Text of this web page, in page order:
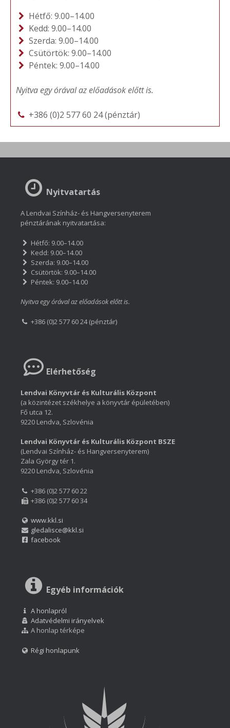
Hétfő: 9.00–14.00
Kedd: 9.00–14.00
Szerda: 9.00–14.00
Csütörtök: 9.00–14.00
Péntek: 9.00–14.00
Nyitva egy órával az előadások előtt is.
+386 (0)2 577 60 24 (pénztár)
Nyitvatartás
A Lendvai Színház- és Hangversenyterem
pénztárának nyitvatartása:
Hétfő: 9.00–14.00
Kedd: 9.00–14.00
Szerda: 9.00–14.00
Csütörtök: 9.00–14.00
Péntek: 9.00–14.00
Nyitva egy órával az előadások előtt is.
+386 (0)2 577 60 24 (pénztár)
Elérhetőség
Lendvai Könyvtár és Kulturális Központ
(a közintézet székhelye a könyvtár épületében)
Fő utca 12.
9220 Lendva, Szlovénia
Lendvai Könyvtár és Kulturális Központ BSZE
(Lendvai Színház- és Hangversenyterem)
Zala György tér 1.
9220 Lendva, Szlovénia
+386 (0)2 577 60 22
+386 (0)2 577 60 34
www.kkl.si
gledalisce@kkl.si
facebook
Egyéb információk
A honlapról
Adatvédelmi irányelvek
A honlap térképe
Régi honlapunk